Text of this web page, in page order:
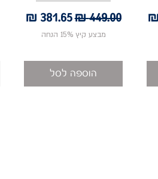
מחיר רגיל‏449.00 ‏₪ מחיר מבצע‏381.65 ‏₪
מבצע קיץ 15% הנחה
הוספה לסל